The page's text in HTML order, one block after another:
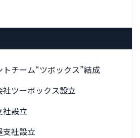
チーム“ツボックス”結成
ツーボックス設立
設立
社設立